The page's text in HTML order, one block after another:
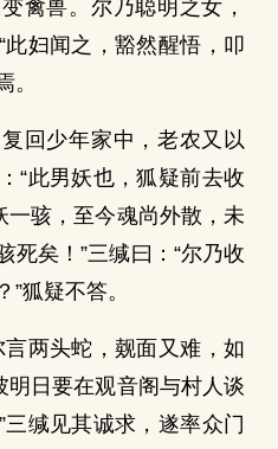
禽兽。尔乃聪明之女，
妇闻之，豁然醒悟，叩
。
回少年家中，老农又以
“此男妖也，狐疑前去收
一骇，至今魂尚外散，未
死矣！”三缄曰：“尔乃收
狐疑不答。
两头蛇，觌面又难，如
明日要在观音阁与村人谈
缄见其诚求，遂率众门